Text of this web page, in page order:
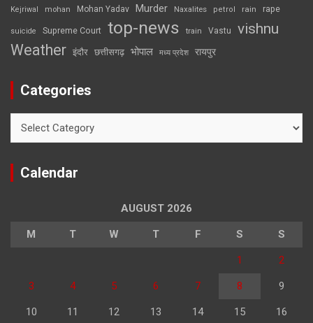
Kejriwal mohan Mohan Yadav Murder Naxalites petrol rain rape
suicide Supreme Court top-news train Vastu vishnu
Weather इंदौर छत्तीसगढ़ भोपाल मध्य प्रदेश रायपुर
Categories
Calendar
AUGUST 2026
M T W T F S S
1 2
3 4 5 6 7 8 9
10 11 12 13 14 15 16